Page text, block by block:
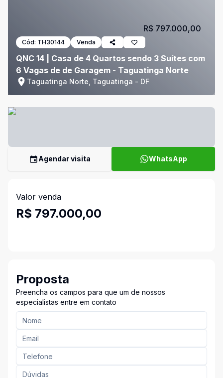
Cód: TH30144 Venda
QNC 14 | Casa de 4 Quartos sendo 3 Suítes com
6 Vagas de de Garagem - Taguatinga Norte
Taguatinga Norte, Taguatinga - DF
R$ 797.000,00
Agendar visita WhatsApp
Valor venda
R$ 797.000,00
Proposta
Preencha os campos para que um de nossos
especialistas entre em contato